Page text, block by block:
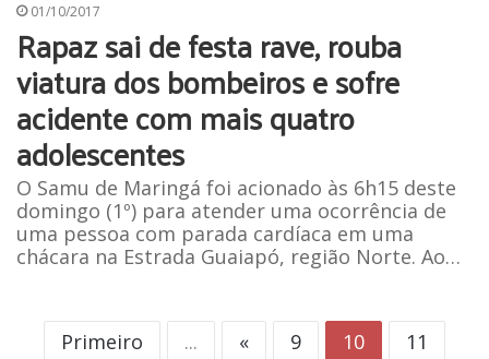
01/10/2017
Rapaz sai de festa rave, rouba
viatura dos bombeiros e sofre
acidente com mais quatro
adolescentes
O Samu de Maringá foi acionado às 6h15 deste
domingo (1º) para atender uma ocorrência de
uma pessoa com parada cardíaca em uma
chácara na Estrada Guaiapó, região Norte. Ao…
Primeiro ... « 9 10
11